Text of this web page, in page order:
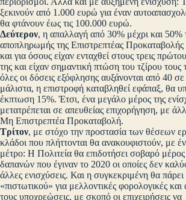
ξεκινούν από 1.000 ευρώ για έναν
θα φτάνουν έως τις 100.000 ευρώ.
Δεύτερον, η απαλλαγή από 30% μέχρι και 50%
αποπληρωμής της Επιστρεπτέας Προκαταβολής
και για όσους είχαν ενταχθεί στους τρεις
της και είχαν σημαντική πτώση του τζίρου
όλες οι δόσεις εξόφλησης αυξάνονται από 40
μάλιστα, η επιστροφή καταβληθεί εφάπαξ, θα
έκπτωση 15%. Έτσι, ένα μεγάλο μέρος της
μετατρέπεται σε απευθείας επιχορήγηση, με
Μη Επιστρεπτέα Προκαταβολή.
Τρίτον, με στόχο την προστασία των θέσεων
κλάδοι που πλήττονται θα ανακουφιστούν, με
μέτρο: H Πολιτεία θα επιδοτήσει σοβαρό
δαπανών που έγιναν το 2020 οι οποίες δεν
άλλες ενισχύσεις. Και η συγκεκριμένη θα
«πιστωτικού» για μελλοντικές φορολογικές και
τους υποχρεώσεις, με σκοπό οι επιχειρήσεις να